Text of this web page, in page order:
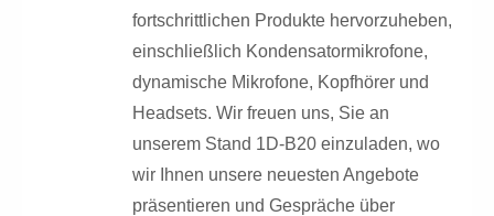
fortschrittlichen Produkte hervorzuheben,
einschließlich Kondensatormikrofone,
dynamische Mikrofone, Kopfhörer und
Headsets. Wir freuen uns, Sie an
unserem Stand 1D-B20 einzuladen, wo
wir Ihnen unsere neuesten Angebote
präsentieren und Gespräche über